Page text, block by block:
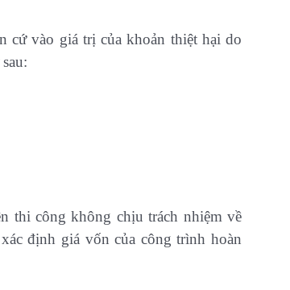
cứ vào giá trị của khoản thiệt hại do
thi công không chịu trách nhiệm về
định giá vốn của công trình hoàn